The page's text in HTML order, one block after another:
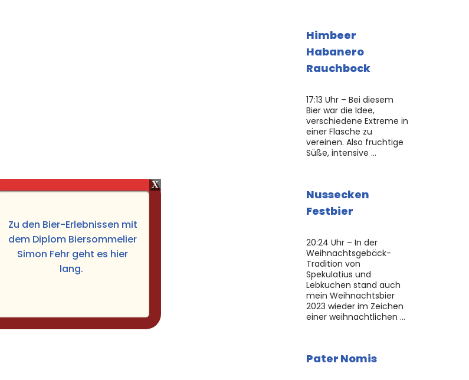
Himbeer
Habanero
Rauchbock
17:13 Uhr – Bei diesem
Bier war die Idee,
verschiedene Extreme in
einer Flasche zu
vereinen. Also fruchtige
Süße, intensive …
Nussecken
Festbier
20:24 Uhr – In der
Weihnachtsgebäck-
Tradition von
Spekulatius und
Lebkuchen stand auch
mein Weihnachtsbier
2023 wieder im Zeichen
einer weihnachtlichen …
Pater Nomis
Zu den Bier-Erlebnissen mit
dem Diplom Biersommelier
Simon Fehr geht es hier
lang.